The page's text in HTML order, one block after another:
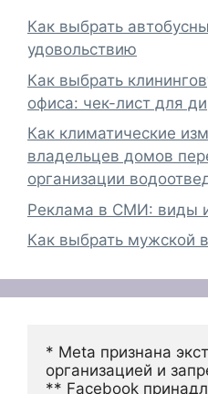
Как выбрать
удовольствию
Как выбрать
офиса: чек-лист для
Как климатические
владельцев домов
организации
Реклама в СМИ: виды
Как выбрать мужской
* Meta признана
организацией и
** Facebook